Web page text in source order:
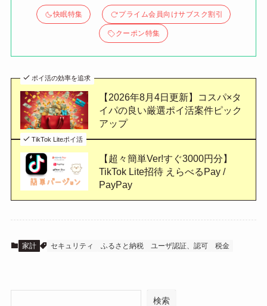
快眠特集 プライム会員向けサブスク割引
クーポン特集
ポイ活の効率を追求
【2026年8月4日更新】コスパ×タ
イパの良い厳選ポイ活案件ピック
アップ
TikTok Liteポイ活
【超々簡単Ver!すぐ3000円分】
TikTok Lite招待 えらべるPay /
PayPay
家計 セキュリティ ふるさと納税 ユーザ認証、認可 税金
検索